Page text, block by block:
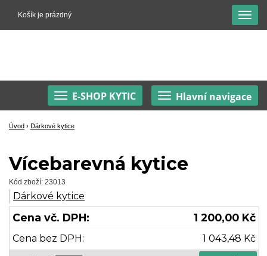
Košík je prázdný
Hlavní navigace
E-SHOP KYTIC
Úvod › Dárkové kytice
Vícebarevná kytice
Kód zboží: 23013
Dárkové kytice
Cena vč. DPH: 1 200,00 Kč
Cena bez DPH: 1 043,48 Kč